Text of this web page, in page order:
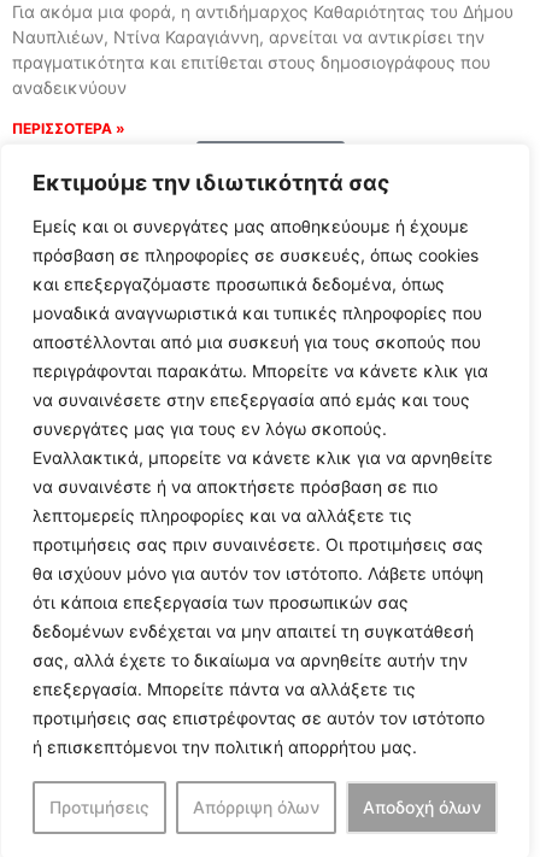
Εκτιμούμε την ιδιωτικότητά σας
Εμείς και οι συνεργάτες μας αποθηκεύουμε ή έχουμε
πρόσβαση σε πληροφορίες σε συσκευές, όπως cookies
και επεξεργαζόμαστε προσωπικά δεδομένα, όπως
μοναδικά αναγνωριστικά και τυπικές πληροφορίες που
αποστέλλονται από μια συσκευή για τους σκοπούς που
περιγράφονται παρακάτω. Μπορείτε να κάνετε κλικ για
να συναινέσετε στην επεξεργασία από εμάς και τους
συνεργάτες μας για τους εν λόγω σκοπούς.
Εναλλακτικά, μπορείτε να κάνετε κλικ για να αρνηθείτε
να συναινέστε ή να αποκτήσετε πρόσβαση σε πιο
λεπτομερείς πληροφορίες και να αλλάξετε τις
προτιμήσεις σας πριν συναινέσετε. Οι προτιμήσεις σας
θα ισχύουν μόνο για αυτόν τον ιστότοπο. Λάβετε υπόψη
ότι κάποια επεξεργασία των προσωπικών σας
δεδομένων ενδέχεται να μην απαιτεί τη συγκατάθεσή
σας, αλλά έχετε το δικαίωμα να αρνηθείτε αυτήν την
επεξεργασία. Μπορείτε πάντα να αλλάξετε τις
προτιμήσεις σας επιστρέφοντας σε αυτόν τον ιστότοπο
ή επισκεπτόμενοι την πολιτική απορρήτου μας.
Προτιμήσεις Απόρριψη όλων Αποδοχή όλων
Για ακόμα μια φορά, η αντιδήμαρχος Καθαριότητας του Δήμου
Ναυπλιέων, Ντίνα Καραγιάννη, αρνείται να αντικρίσει την
πραγματικότητα και επιτίθεται στους δημοσιογράφους που
αναδεικνύουν
ΠΕΡΙΣΣΟΤΕΡΑ »
Follow Us
© 2024 All Rights Reserved
Η ιστοσελίδαargolikianaptiksi.grείναι πιστοποιημένη στο
ηλεκτρονικό Μητρώο Ηλεκτρονικού Τύπου της ΓΓ Επικοινωνίας
και Ενημέρωσης (Αριθμός ΜΗΤ242062)